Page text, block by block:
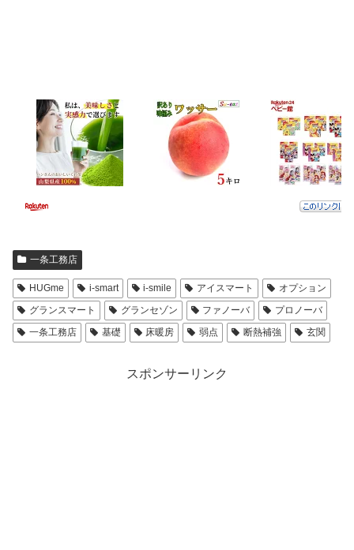
一条工務店
HUGme i-smart i-smile アイスマート
オプション
グランスマート
グランセゾン ファノーバ
プロノーバ
一条工務店
基礎 床暖房 弱点 断熱補強 玄関
スポンサーリンク